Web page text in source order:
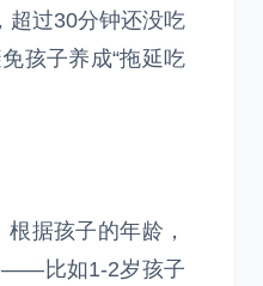
超过30分钟还没吃
孩子养成“拖延吃
根据孩子的年龄，
——比如1-2岁孩子